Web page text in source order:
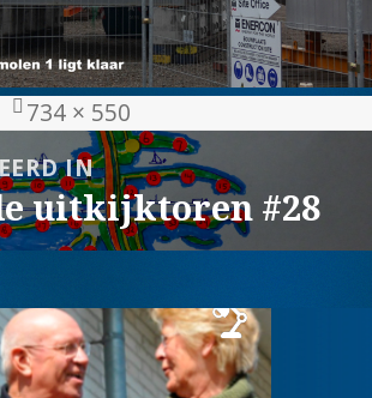
Volledige
grootte
734 × 550
IN
uitkijktoren #28